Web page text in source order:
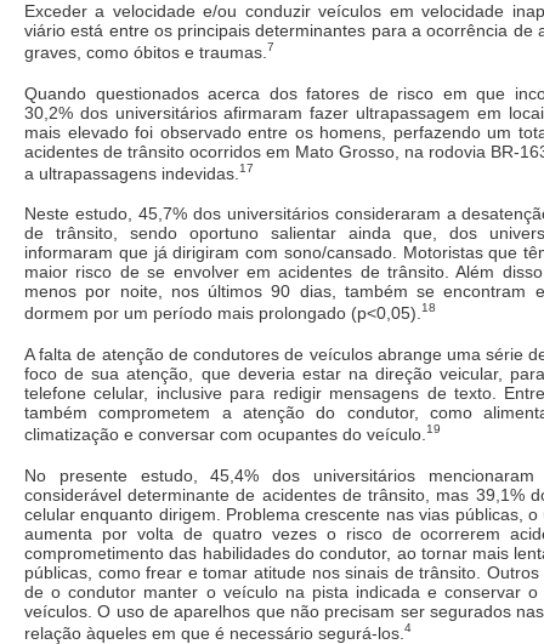
Exceder a velocidade e/ou conduzir veículos em velocidade
viário está entre os principais determinantes para a ocorrência de
graves, como óbitos e traumas. 7
Quando questionados acerca dos fatores de risco em que
30,2% dos universitários afirmaram fazer ultrapassagem em
mais elevado foi observado entre os homens, perfazendo um
acidentes de trânsito ocorridos em Mato Grosso, na rodovia BR-
a ultrapassagens indevidas. 17
Neste estudo, 45,7% dos universitários consideraram a
de trânsito, sendo oportuno salientar ainda que, dos
informaram que já dirigiram com sono/cansado. Motoristas que
maior risco de se envolver em acidentes de trânsito. Além
menos por noite, nos últimos 90 dias, também se encontram
dormem por um período mais prolongado (p<0,05). 18
A falta de atenção de condutores de veículos abrange uma série
foco de sua atenção, que deveria estar na direção veicular,
telefone celular, inclusive para redigir mensagens de texto.
também comprometem a atenção do condutor, como
climatização e conversar com ocupantes do veículo. 19
No presente estudo, 45,4% dos universitários
considerável determinante de acidentes de trânsito, mas 39,1%
celular enquanto dirigem. Problema crescente nas vias públicas,
aumenta por volta de quatro vezes o risco de ocorrerem
comprometimento das habilidades do condutor, ao tornar mais
públicas, como frear e tomar atitude nos sinais de trânsito.
de o condutor manter o veículo na pista indicada e conservar
veículos. O uso de aparelhos que não precisam ser segurados
relação àqueles em que é necessário segurá-los. 4